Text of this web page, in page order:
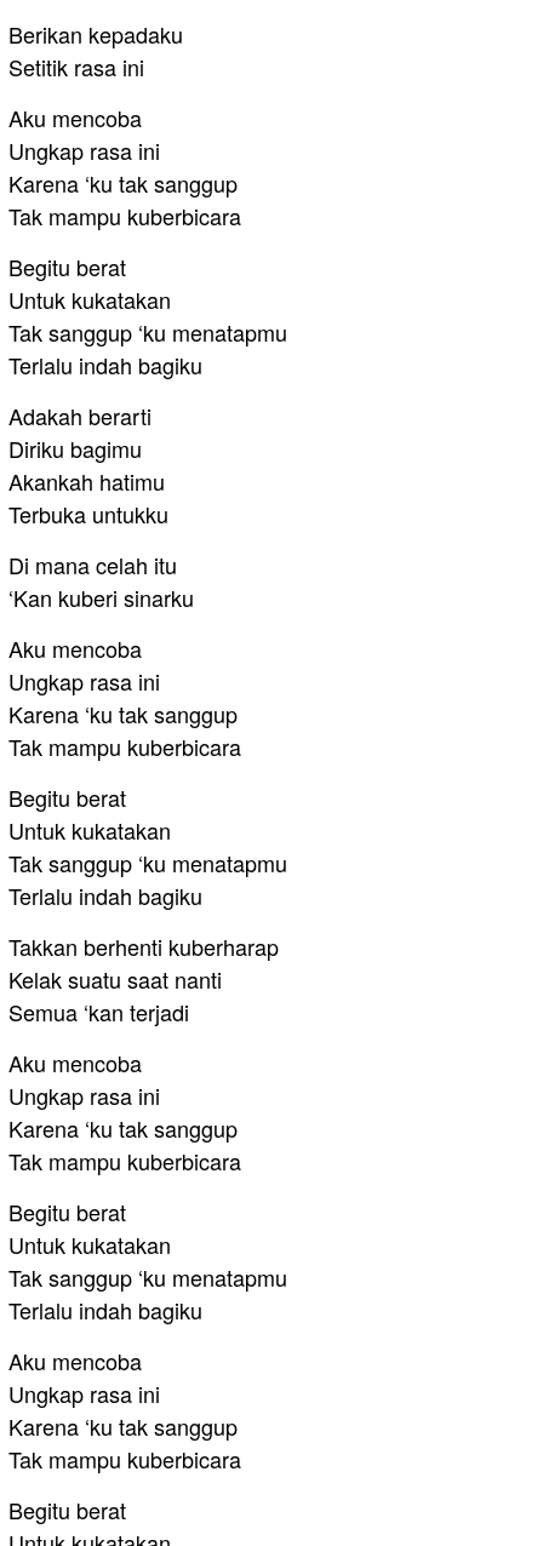
Berikan kepadaku
Setitik rasa ini
Aku mencoba
Ungkap rasa ini
Karena ‘ku tak sanggup
Tak mampu kuberbicara
Begitu berat
Untuk kukatakan
Tak sanggup ‘ku menatapmu
Terlalu indah bagiku
Adakah berarti
Diriku bagimu
Akankah hatimu
Terbuka untukku
Di mana celah itu
‘Kan kuberi sinarku
Aku mencoba
Ungkap rasa ini
Karena ‘ku tak sanggup
Tak mampu kuberbicara
Begitu berat
Untuk kukatakan
Tak sanggup ‘ku menatapmu
Terlalu indah bagiku
Takkan berhenti kuberharap
Kelak suatu saat nanti
Semua ‘kan terjadi
Aku mencoba
Ungkap rasa ini
Karena ‘ku tak sanggup
Tak mampu kuberbicara
Begitu berat
Untuk kukatakan
Tak sanggup ‘ku menatapmu
Terlalu indah bagiku
Aku mencoba
Ungkap rasa ini
Karena ‘ku tak sanggup
Tak mampu kuberbicara
Begitu berat